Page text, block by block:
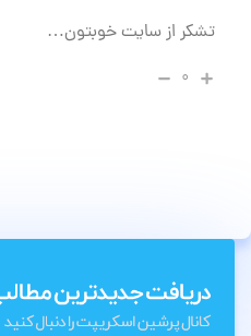
تشکر از سایت خوبتون…
۰